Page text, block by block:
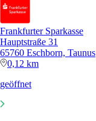
Frankfurter Sparkasse
Hauptstraße 31
65760 Eschborn, Taunus
0,12 km
geöffnet